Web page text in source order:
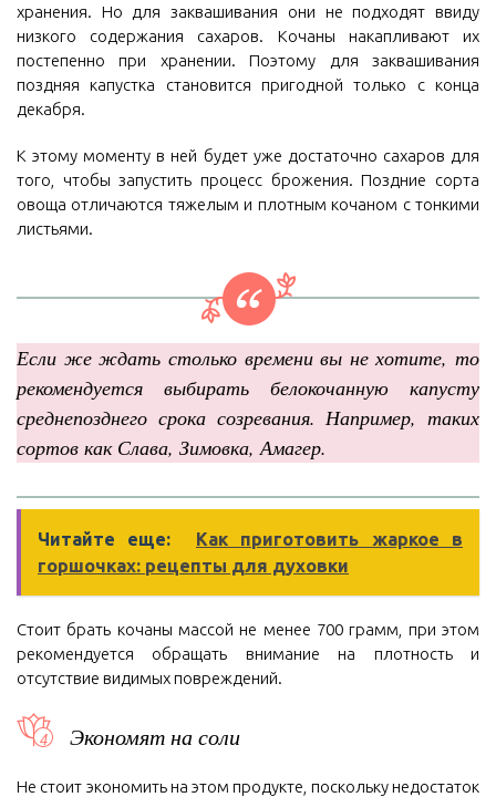
хранения. Но для заквашивания они не подходят ввиду
низкого содержания сахаров. Кочаны накапливают их
постепенно при хранении. Поэтому для заквашивания
поздняя капустка становится пригодной только с конца
декабря.
К этому моменту в ней будет уже достаточно сахаров для
того, чтобы запустить процесс брожения. Поздние сорта
овоща отличаются тяжелым и плотным кочаном с тонкими
листьями.
Если же ждать столько времени вы не хотите, то
рекомендуется выбирать белокочанную капусту
среднепозднего срока созревания. Например, таких
сортов как Слава, Зимовка, Амагер.
Читайте еще:
Как приготовить жаркое в
горшочках: рецепты для духовки
Стоит брать кочаны массой не менее 700 грамм, при этом
рекомендуется обращать внимание на плотность и
отсутствие видимых повреждений.
Экономят на соли
Не стоит экономить на этом продукте, поскольку недостаток